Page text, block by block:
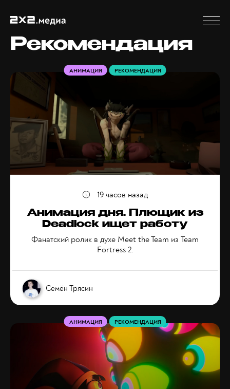
Рекомендация
Анимация дня. Плющик из
Deadlock ищет работу
Фанатский ролик в духе Meet the Team из Team
Fortress 2.
АНИМАЦИЯ РЕКОМЕНДАЦИЯ
Семён Трясин
19 часов назад
АНИМАЦИЯ РЕКОМЕНДАЦИЯ